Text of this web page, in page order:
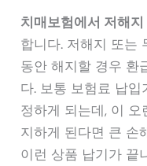
치매보험에서 저해
합니다. 저해지 또는
동안 해지할 경우 환
다. 보통 보험료 납
정하게 되는데, 이
지하게 된다면 큰 손
이런 상품 납기가 끝